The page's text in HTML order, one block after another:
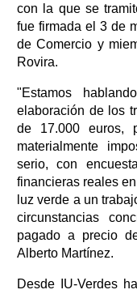
con la que se
fue firmada el 3 de
de Comercio y
Rovira.
"Estamos
elaboración de los
de 17.000 euros,
materialmente
serio, con
financieras reales
luz verde a un
circunstancias
pagado a precio
Alberto Martínez.
Desde IU-Verdes